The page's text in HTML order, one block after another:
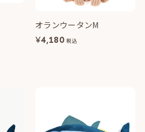
オランウータンM
¥4,180 税込